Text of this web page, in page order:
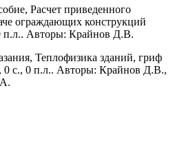
Расчет приведенного
ограждающих конструкций
п.л.. Авторы: Крайнов Д.В.
Теплофизика зданий, гриф
с., 0 п.л.. Авторы: Крайнов Д.В.,